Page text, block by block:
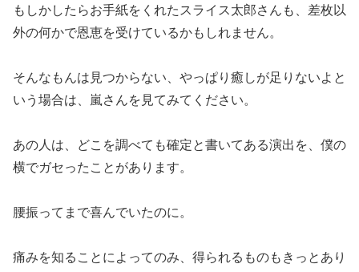
もしかしたらお手紙をくれたスライス太郎さんも、差枚以
外の何かで恩恵を受けているかもしれません。
そんなもんは見つからない、 やっぱり癒しが足りないよと
いう場合は、嵐さんを見てみてくださ い。
あの人は、どこを調べても確定と書いてある演出を、僕の
横でガセったことがあります。
腰振ってまで喜んでいたのに。
痛みを知ることによってのみ、得られるものもきっとあり